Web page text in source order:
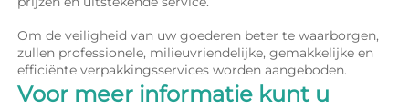
Om de veiligheid van uw goederen beter te waarborgen,
zullen professionele, milieuvriendelijke, gemakkelijke en
Voor meer informatie kunt u